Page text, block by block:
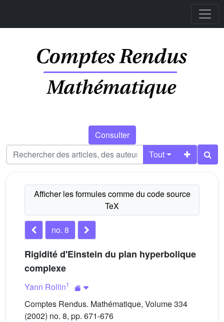
Consulter
Tout
no. 8
Rigidité d'Einstein du plan hyperbolique
complexe
Yann Rollin1
Comptes Rendus. Mathématique, Volume 334
(2002) no. 8, pp. 671-676